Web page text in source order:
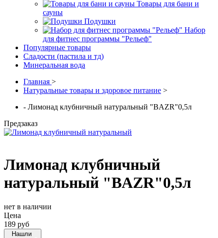
Товары для бани и
сауны
Подушки
Набор
для фитнес программы "Рельеф"
Популярные товары
Сладости (пастила и тд)
Минеральная вода
Главная >
Натуральные товары и здоровое питание >
- Лимонад клубничный натуральный "BAZR"0,5л
Предзаказ
Лимонад клубничный
натуральный "BAZR"0,5л
нет в наличии
Цена
189 руб
Нашли